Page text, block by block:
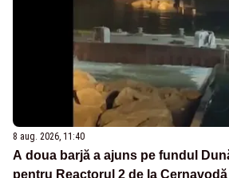
8 aug. 2026, 11:40
A doua barjă a ajuns pe fundul
pentru Reactorul 2 de la Cernavodă